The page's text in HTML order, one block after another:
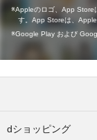
Appleのロゴ、App Store
す。App Storeは、Apple
Google Play および
dショッピング